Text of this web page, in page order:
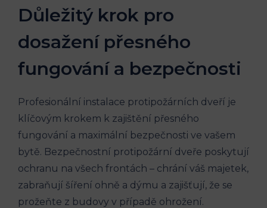
Důležitý krok pro
dosažení přesného
fungování a bezpečnosti
Profesionální instalace protipožárních dveří je
klíčovým krokem k zajištění přesného
fungování a maximální bezpečnosti ve vašem
bytě. Bezpečnostní protipožární dveře poskytují
ochranu na všech frontách – chrání váš majetek,
zabraňují šíření ohně a dýmu a zajišťují, že se
prožeňte z budovy v případě ohrožení.